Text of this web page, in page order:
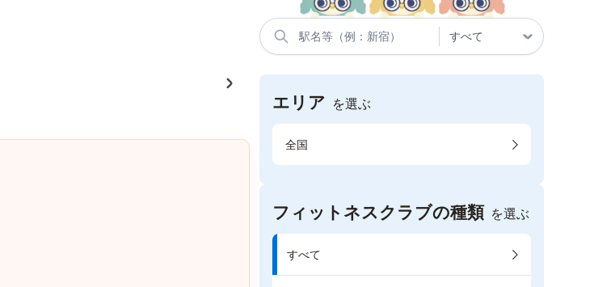
エリア を選ぶ
全国
フィットネスクラブの種類 を選ぶ
すべて